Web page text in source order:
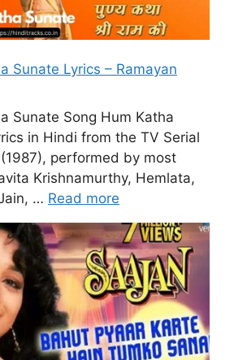
Sunate Lyrics – Ramayan
Sunate Song Hum Katha
in Hindi from the TV Serial
performed by most
Krishnamurthy, Hemlata,
… Read more